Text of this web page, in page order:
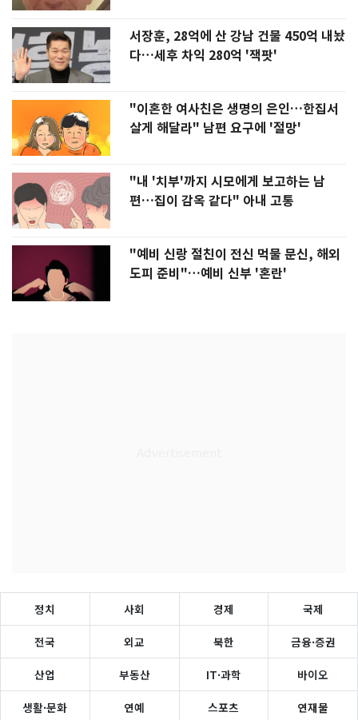
서장훈, 28억에 산 강남 건물 450억 내놨
다…세후 차익 280억 '잭팟'
"이혼한 여사친은 생명의 은인…한집서
살게 해달라" 남편 요구에 '절망'
"내 '치부'까지 시모에게 보고하는 남
편…집이 감옥 같다" 아내 고통
"예비 신랑 절친이 전신 먹물 문신, 해외
도피 준비"…예비 신부 '혼란'
정치 사회 경제 국제
전국 외교 북한 금융·증권
산업 부동산 IT·과학 바이오
생활·문화 연예 스포츠 연재물